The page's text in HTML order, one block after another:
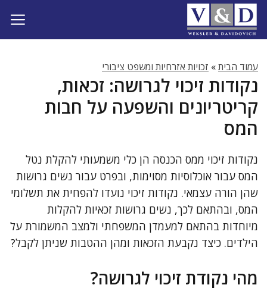
לדלג
לתוכן
עמוד הבית» זכויות אזרחיות ומשפט ציבורי
נקודות זיכוי לגרושה: זכאות,
קריטריונים והשפעה על חבות
המס
נקודות זיכוי ממס הכנסה הן כלי משמעותי להקלת נטל
המס עבור אוכלוסיות מסוימות, ובפרט עבור נשים גרושות
שהן הורה עצמאי. נקודות זיכוי נועדו להפחית את תשלומי
המס, ובהתאם לכך, נשים גרושות זכאיות להקלות
מיוחדות בהתאם למעמדן המשפחתי ולמצב המשמורת על
הילדים. כיצד נקבעת הזכאות ומהן ההטבות שניתן לקבל?
מהי נקודת זיכוי לגרושה?